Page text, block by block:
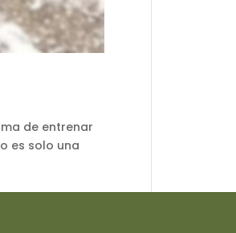
de entrenar
es solo una